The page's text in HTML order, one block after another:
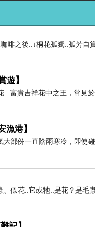
啡之後..↓桐花孤獨..孤芳自
遊】
富貴吉祥花中之王，常見
漁港】
部份一直陰雨寒冷，即使
似花..它或牠..是花？是毛